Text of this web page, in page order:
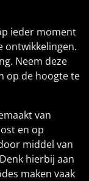
ieder moment
ontwikkelingen.
Neem deze
op de hoogte te
van
en op
middel van
hierbij aan
maken vaak